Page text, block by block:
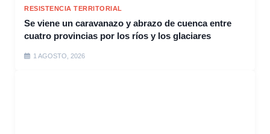
RESISTENCIA TERRITORIAL
Se viene un caravanazo y abrazo de cuenca entre
cuatro provincias por los ríos y los glaciares
1 AGOSTO, 2026